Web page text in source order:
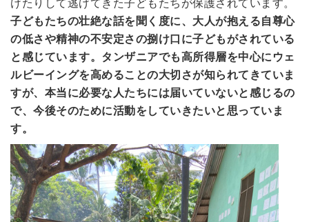
子どもたちの壮絶な話を聞く度に、大人が抱える自尊心
の低さや精神の不安定さの捌け口に子どもがされている
と感じています。タンザニアでも高所得層を中心にウェ
ルビーイングを高めることの大切さが知られてきていま
すが、本当に必要な人たちには届いていないと感じるの
で、今後そのために活動をしていきたいと思っていま
す。